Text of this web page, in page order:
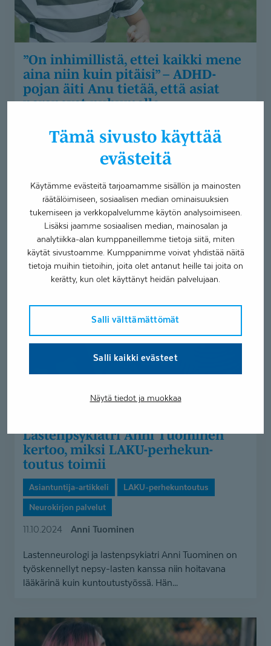
Tämä sivusto käyttää
evästeitä
Käytämme evästeitä tarjoamamme sisällön ja mainosten
räätälöimiseen, sosiaalisen median ominaisuuksien
tukemiseen ja verkkopalvelumme käytön analysoimiseen.
Lisäksi jaamme sosiaalisen median, mainosalan ja
analytiikka-alan kumppaneillemme tietoja siitä, miten
käytät sivustoamme. Kumppanimme voivat yhdistää näitä
tietoja muihin tietoihin, joita olet antanut heille tai joita on
kerätty, kun olet käyttänyt heidän palvelujaan.
Salli välttämättömät
Salli kaikki evästeet
Näytä tiedot ja muokkaa
pitäisi”
–
ADHD-
äiti
Anu
tietää,
paranevat
”On inhimillistä, ettei kaikki mene
aina niin kuin pitäisi” – ADHD-
pojan äiti Anu tietää, että asiat
paranevat puhumalla
Neurokirjon palvelut
Kun Anun Vertti-pojalla diagnosoitiin ADHD, äiti joutui
kasvokkain sen kanssa, että omaa ajatusmaailmaa on
muutettava...
Lastenpsykiatri
kertoo,
LAKU-
Lastenpsy­kiatri Anni Tuominen
kertoo, miksi LAKU-perhe­kun­
toutus toimii
Asiantuntija-artikkeli
LAKU-perhekuntoutus
Neurokirjon palvelut
11.10.2024 Anni Tuominen
Lastenneurologi ja lastenpsykiatri Anni Tuominen on
työskennellyt nepsy-lasten kanssa niin hoitavana
lääkärinä kuin kuntoutustyössä. Hän...
Nepsy-